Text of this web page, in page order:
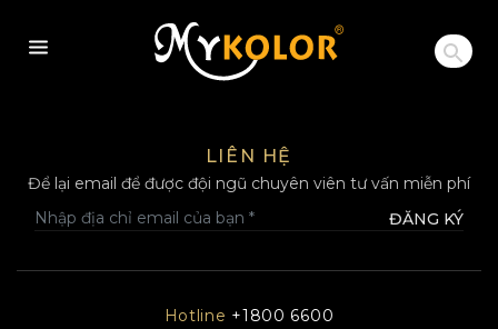
MYKOLOR
LIÊN HỆ
Để lại email để được đội ngũ chuyên viên tư vấn miễn phí
ĐĂNG KÝ
Hotline +1800 6600